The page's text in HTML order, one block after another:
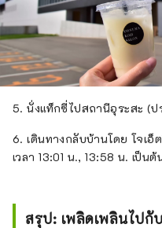
5. นั่งแท็กซี่ไปสถานีอุระสะ (
6. เดินทางกลับบ้านโดย โจเ
เวลา 13:01 น., 13:58 น. เป็นต้
สรุป: เพลิดเพลินไป